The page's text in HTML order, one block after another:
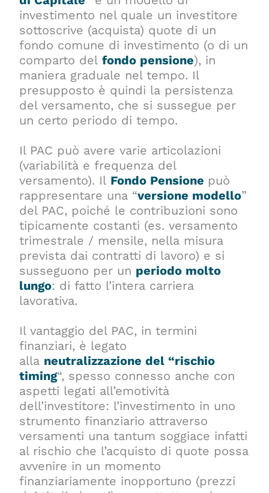
investimento nel quale un investitore
sottoscrive (acquista) quote di un
fondo comune di investimento (o di un
comparto delfondo pensione), in
maniera graduale nel tempo. Il
presupposto è quindi la persistenza
del versamento, che si sussegue per
un certo periodo di tempo.
Il PAC può avere varie articolazioni
(variabilità e frequenza del
versamento). Il Fondo Pensione può
rappresentare una “versione modello”
del PAC, poiché le contribuzioni sono
tipicamente costanti (es. versamento
trimestrale / mensile, nella misura
prevista dai contratti di lavoro) e si
susseguono per un periodo molto
lungo: di fatto l’intera carriera
lavorativa.
Il vantaggio del PAC, in termini
finanziari, è legato
alla neutralizzazione del “rischio
timing“, spesso connesso anche con
aspetti legati all’emotività
dell’investitore: l’investimento in uno
strumento finanziario attraverso
versamenti una tantum soggiace infatti
al rischio che l’acquisto di quote possa
avvenire in un momento
finanziariamente inopportuno (prezzi